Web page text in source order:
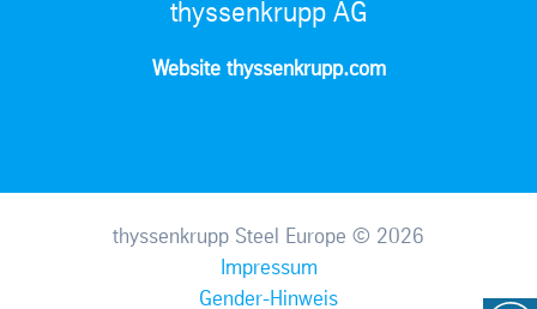
thyssenkrupp AG
Website thyssenkrupp.com
thyssenkrupp Steel Europe © 2026
Impressum
Gender-Hinweis